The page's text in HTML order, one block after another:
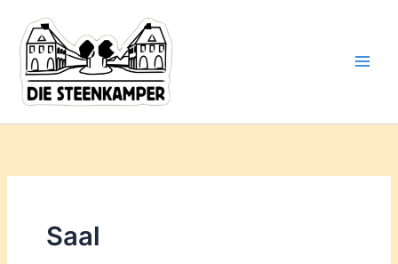
Inhalt
springen
Saal
deine
Mail-
Adresse
ein ...